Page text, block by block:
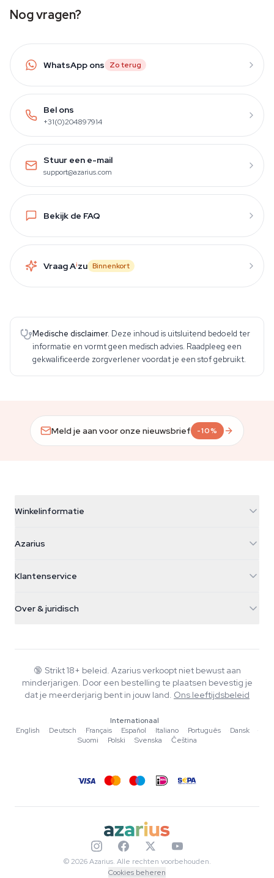
Nog vragen?
WhatsApp ons Zo terug
Bel ons
+31(0)204897914
Stuur een e-mail
support@azarius.com
Bekijk de FAQ
Vraag Aizu Binnenkort
Medische disclaimer. Deze inhoud is uitsluitend bedoeld ter
informatie en vormt geen medisch advies. Raadpleeg een
gekwalificeerde zorgverlener voordat je een stof gebruikt.
Meld je aan voor onze nieuwsbrief -10%
Winkelinformatie
Galvaniweg 11
Nederland
+31(0)204897914
Azarius
Smokeshop
Klantenservice
Retourbeleid
Veelgestelde vragen
Privacybeleid
Over & juridisch
Wiki
Schrijvers
Tools & Calculators
🔞 Strikt 18+ beleid. Azarius verkoopt niet bewust aan
minderjarigen. Door een bestelling te plaatsen bevestig je
dat je meerderjarig bent in jouw land. Ons leeftijdsbeleid
Internationaal
English
·Deutsch ·Français ·Español ·Italiano ·Português ·Dansk
·
Suomi
·Polski ·Svenska ·Čeština
© 2026 Azarius. Alle rechten voorbehouden.
Cookies beheren